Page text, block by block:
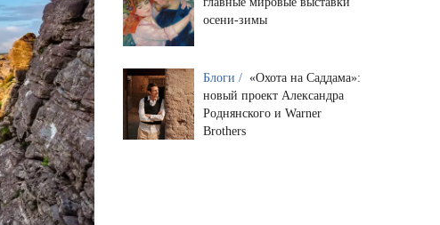
осени-зимы
Блоги / «Охота на Саддама»:
новый проект Александра
Роднянского и Warner
Brothers